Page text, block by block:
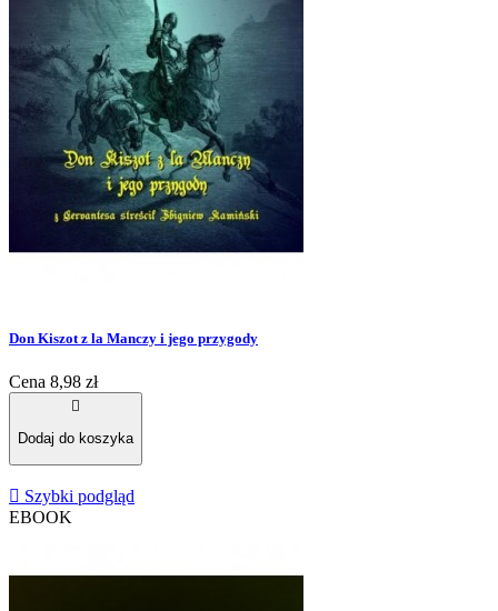
Don Kiszot z la Manczy i jego przygody
Cena 8,98 zł

Dodaj do koszyka
 Szybki podgląd
EBOOK